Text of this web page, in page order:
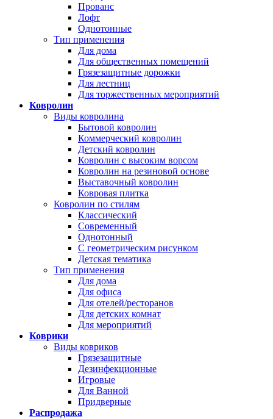
Прованс
Лофт
Однотонные
Тип применения
Для дома
Для общественных помещений
Грязезащитные дорожки
Для лестниц
Для торжественных мероприятий
Ковролин
Виды ковролина
Бытовой ковролин
Коммерческий ковролин
Детский ковролин
Ковролин с высоким ворсом
Ковролин на резиновой основе
Выставочный ковролин
Ковровая плитка
Ковролин по стилям
Классический
Современный
Однотонный
С геометрическим рисунком
Детская тематика
Тип применения
Для дома
Для офиса
Для отелей/ресторанов
Для детских комнат
Для мероприятий
Коврики
Виды ковриков
Грязезащитные
Дезинфекционные
Игровые
Для Ванной
Придверные
Распродажа